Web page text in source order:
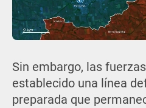
Sin embargo, las
establecido una línea
preparada que